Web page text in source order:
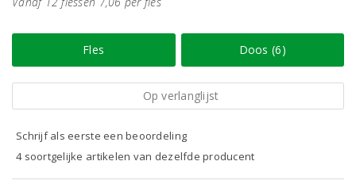
Fles Doos (6)
Op verlanglijst
Schrijf als eerste een beoordeling
4 soortgelijke artikelen van dezelfde producent